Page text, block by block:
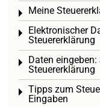
Meine
Toggle menu
Elektronischer
Steuererklärung
Toggle menu
Daten
Steuererklärung
Toggle menu
Tipps zum
Eingaben
Toggle menu